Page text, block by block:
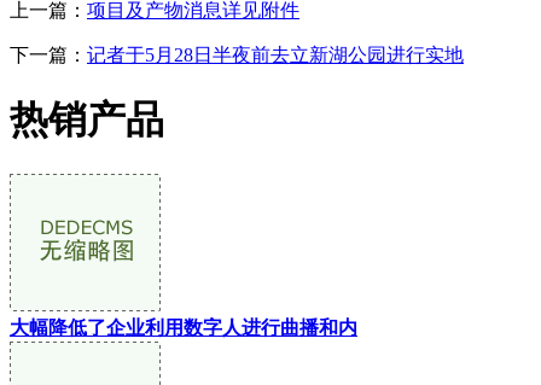
上一篇： 项目及产物消息详见附件
下一篇： 记者于5月28日半夜前去立新湖公园进行实地
热销产品
大幅降低了企业利用数字人进行曲播和内